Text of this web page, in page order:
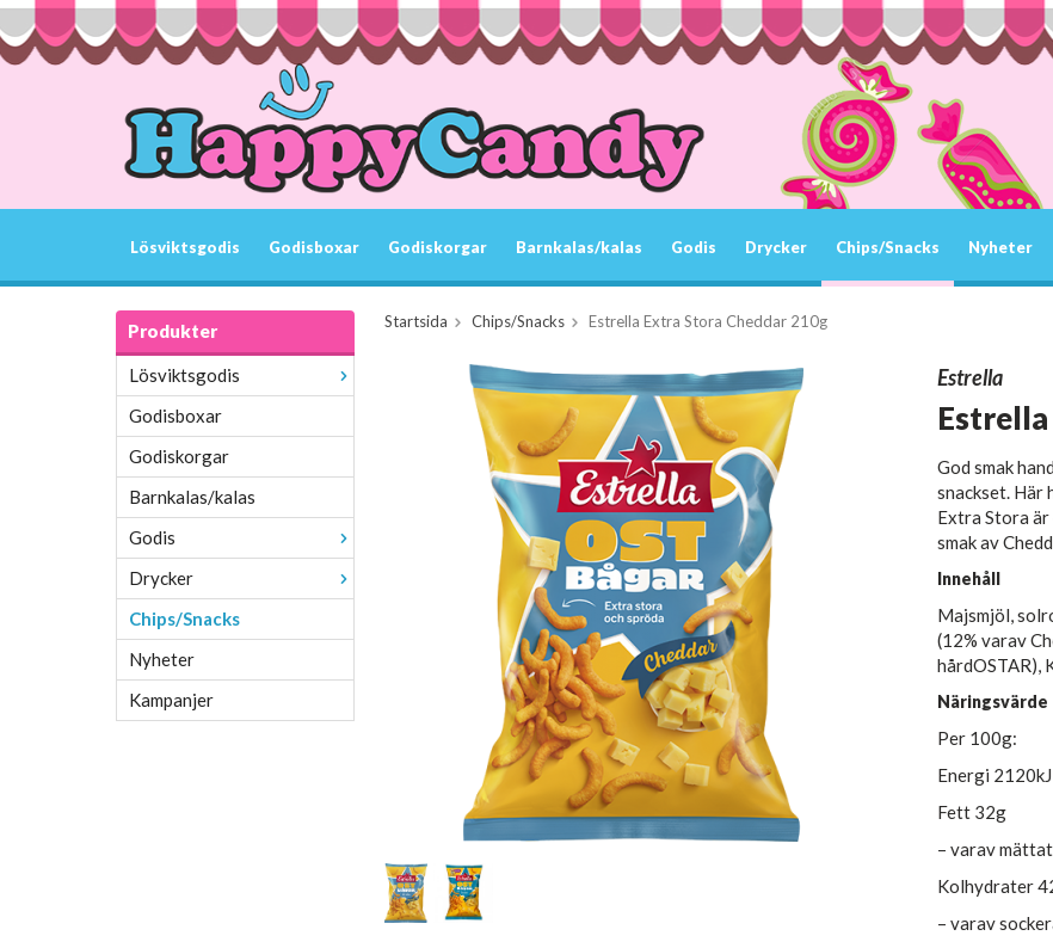
Lösviktsgodis Godisboxar Godiskorgar Barnkalas/kalas Godis Drycker Chips/Snacks Nyheter
Produkter
Lösviktsgodis
Godisboxar
Godiskorgar
Barnkalas/kalas
Godis
Drycker
Chips/Snacks
Nyheter
Kampanjer
Startsida Chips/Snacks Estrella Extra Stora Cheddar 210g
Estrella
God smak
snackset. Här
Extra Stora
smak av
Innehåll
Majsmjöl,
(12% varav
hårdOSTAR),
Näringsvärde
Per 100g:
Energi
Fett 32g
– varav
Kolhydrater
– varav